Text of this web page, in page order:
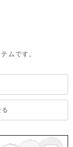
ムです。